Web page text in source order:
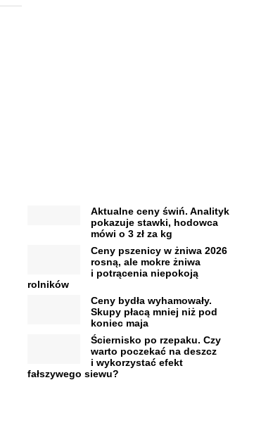
Aktualne ceny świń. Analityk
pokazuje stawki, hodowca
mówi o 3 zł za kg
Ceny pszenicy w żniwa 2026
rosną, ale mokre żniwa
i potrącenia niepokoją
rolników
Ceny bydła wyhamowały.
Skupy płacą mniej niż pod
koniec maja
Ściernisko po rzepaku. Czy
warto poczekać na deszcz
i wykorzystać efekt
fałszywego siewu?